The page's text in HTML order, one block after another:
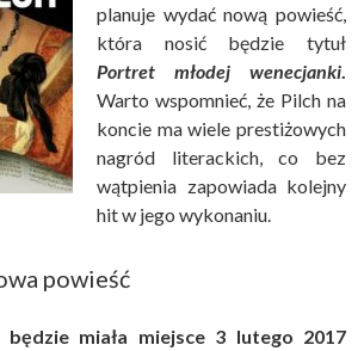
planuje wydać nową powieść,
która nosić będzie tytuł
Portret młodej wenecjanki.
Warto wspomnieć, że Pilch na
koncie ma wiele prestiżowych
nagród literackich, co bez
wątpienia zapowiada kolejny
hit w jego wykonaniu.
powieść
będzie miała miejsce 3 lutego 2017